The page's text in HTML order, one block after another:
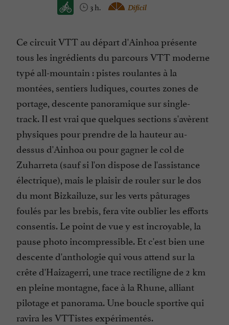
3 h. Difícil
Ce circuit VTT au départ d'Ainhoa présente
tous les ingrédients du parcours VTT moderne
typé all-mountain : pistes roulantes à la
montées, sentiers ludiques, courtes zones de
portage, descente panoramique sur single-
track. Il est vrai que quelques sections s'avèrent
physiques pour prendre de la hauteur au-
dessus d'Ainhoa ou pour gagner le col de
Zuharreta (sauf si l'on dispose de l'assistance
électrique), mais le plaisir de rouler sur le dos
du mont Bizkailuze, sur les verts pâturages
foulés par les brebis, fera vite oublier les efforts
consentis. Le point de vue y est incroyable, la
pause photo incompressible. Et c'est bien une
descente d'anthologie qui vous attend sur la
crête d'Haizagerri, une trace rectiligne de 2 km
en pleine montagne, face à la Rhune, alliant
pilotage et panorama. Une boucle sportive qui
ravira les VTTistes expérimentés.